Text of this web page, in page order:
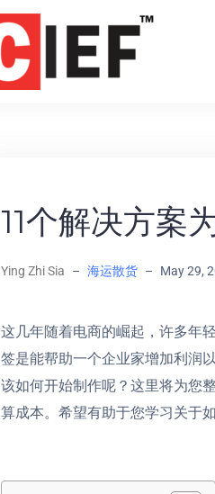
11个解决方案
Ying Zhi Sia – 海运散货 – May 29,
这几年随着电商的崛起，许多年
签是能帮助一个企业家增加利润
该如何开始制作呢？这里将为您
算成本。希望有助于您学习关于